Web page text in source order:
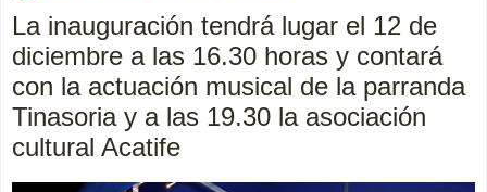
La inauguración tendrá lugar el 12 de
diciembre a las 16.30 horas y contará
con la actuación musical de la parranda
Tinasoria y a las 19.30 la asociación
cultural Acatife